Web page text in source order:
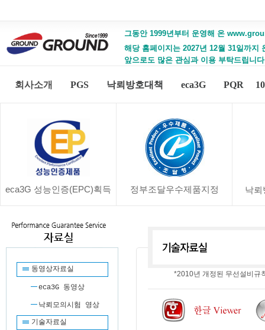
그동안 1999년부터 운영해 온
해당 홈페이지는 2027년 12월 31일까
앞으로도 많은 관심과 이용 부탁드립니
회사소개 PGS 낙뢰방호대책 eca3G PQR
eca3G 성능인증(EPC)획득 정부조달우수제품지정 낙뢰
동영상자료실
eca3G 동영상
낙뢰모의시험 영상
기술자료실
*2010년 개정된 무선설비규